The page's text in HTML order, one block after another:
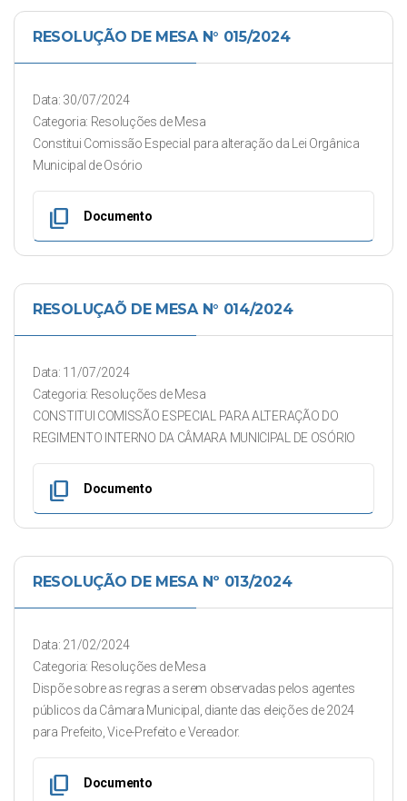
RESOLUÇÃO DE MESA N° 015/2024
Data: 30/07/2024
Categoria: Resoluções de Mesa
Constitui Comissão Especial para alteração da Lei Orgânica
Municipal de Osório
content_copy Documento
RESOLUÇAÕ DE MESA N° 014/2024
Data: 11/07/2024
Categoria: Resoluções de Mesa
CONSTITUI COMISSÃO ESPECIAL PARA ALTERAÇÃO DO
REGIMENTO INTERNO DA CÂMARA MUNICIPAL DE OSÓRIO
content_copy Documento
RESOLUÇÃO DE MESA Nº 013/2024
Data: 21/02/2024
Categoria: Resoluções de Mesa
Dispõe sobre as regras a serem observadas pelos agentes
públicos da Câmara Municipal, diante das eleições de 2024
para Prefeito, Vice-Prefeito e Vereador.
content_copy Documento